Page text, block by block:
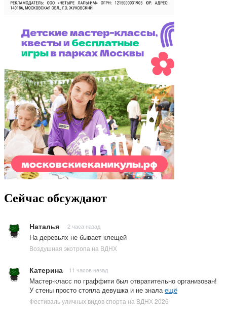
Сейчас обсуждают
Наталья 2 часа назад
На деревьях не бывает клещей
Воздушная экотропа на ВДНХ
Катерина 11 часов назад
Мастер-класс по граффити был отвратительно организован!
У стены просто стояла девушка и не знала ещё
Фестиваль уличных видов спорта на ВДНХ 2026